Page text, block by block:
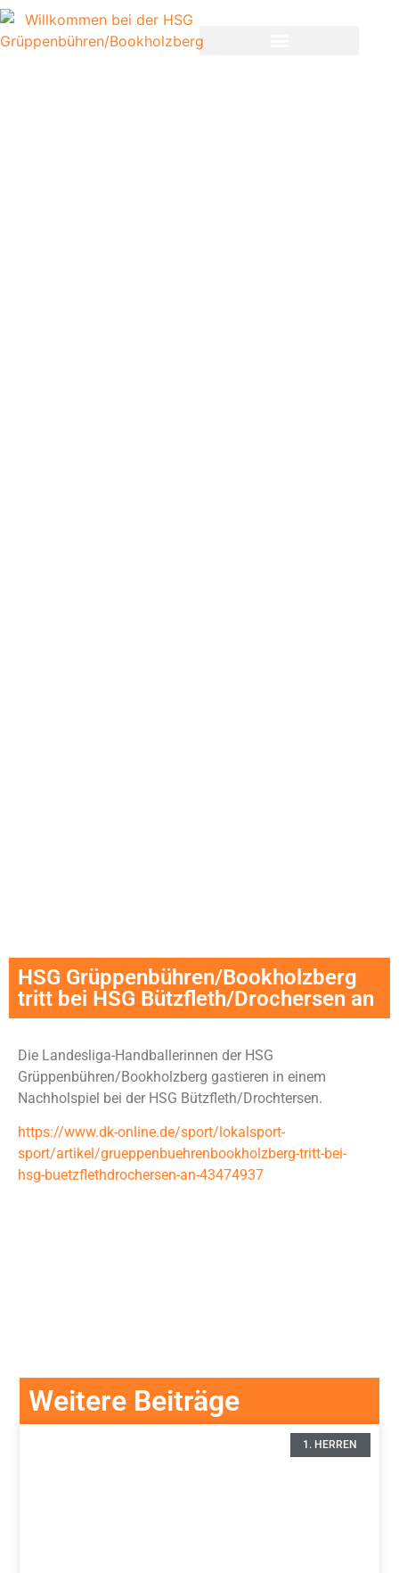
HSG Grüppenbühren/Bookholzberg
tritt bei HSG Bützfleth/Drochersen an
Die Landesliga-Handballerinnen der HSG
Grüppenbühren/Bookholzberg gastieren in einem
Nachholspiel bei der HSG Bützfleth/Drochtersen.
https://www.dk-online.de/sport/lokalsport-
sport/artikel/grueppenbuehrenbookholzberg-tritt-bei-
hsg-buetzflethdrochersen-an-43474937
Weitere Beiträge
1. HERREN